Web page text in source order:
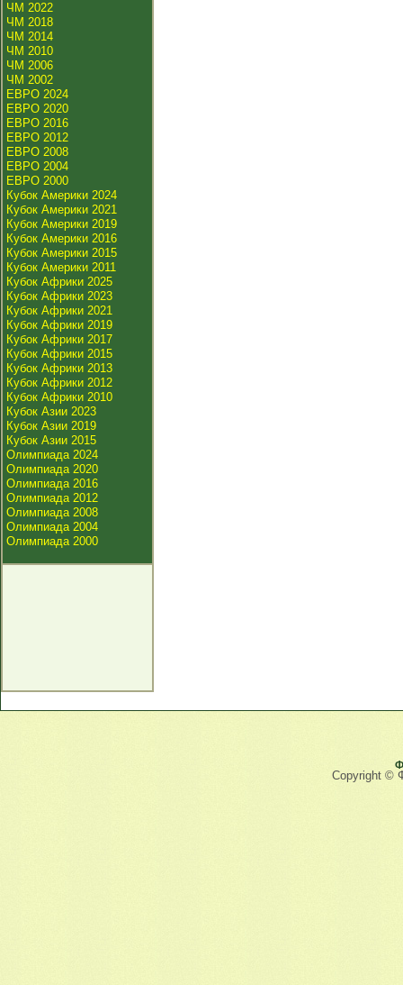
ЧМ 2022
ЧМ 2018
ЧМ 2014
ЧМ 2010
ЧМ 2006
ЧМ 2002
ЕВРО 2024
ЕВРО 2020
ЕВРО 2016
ЕВРО 2012
ЕВРО 2008
ЕВРО 2004
ЕВРО 2000
Кубок Америки 2024
Кубок Америки 2021
Кубок Америки 2019
Кубок Америки 2016
Кубок Америки 2015
Кубок Америки 2011
Кубок Африки 2025
Кубок Африки 2023
Кубок Африки 2021
Кубок Африки 2019
Кубок Африки 2017
Кубок Африки 2015
Кубок Африки 2013
Кубок Африки 2012
Кубок Африки 2010
Кубок Азии 2023
Кубок Азии 2019
Кубок Азии 2015
Олимпиада 2024
Олимпиада 2020
Олимпиада 2016
Олимпиада 2012
Олимпиада 2008
Олимпиада 2004
Олимпиада 2000
Copyright ©